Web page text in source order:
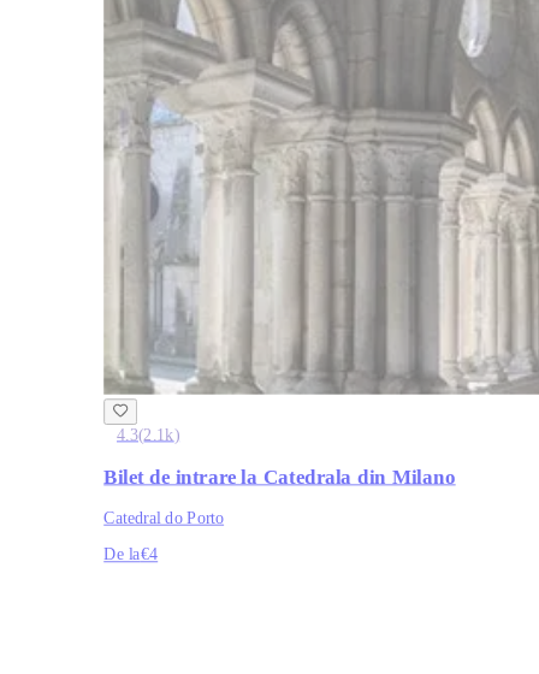
4.3(2.1k)
Bilet de intrare la Catedrala din Milano
Catedral do Porto
De la€4